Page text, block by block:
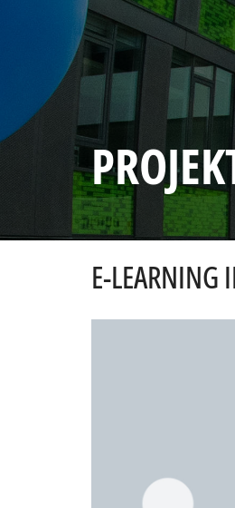
E-LEARNING